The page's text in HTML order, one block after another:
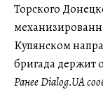
Торского
Купянском
бригада держит
Ранее Dialog.UA